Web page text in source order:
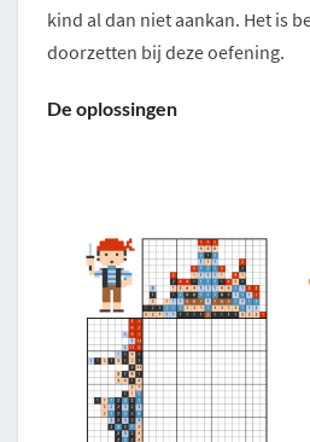
kind al dan niet aankan. Het is
doorzetten bij deze oefening.
De oplossingen